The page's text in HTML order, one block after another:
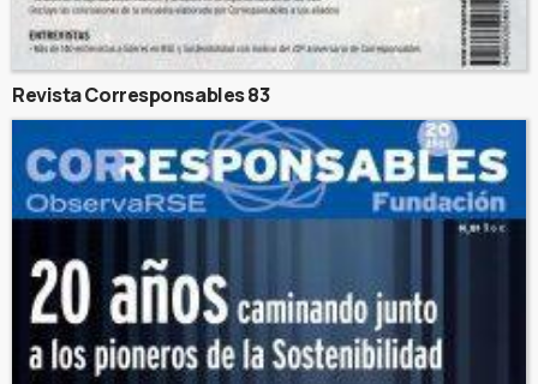
Revista Corresponsables 83